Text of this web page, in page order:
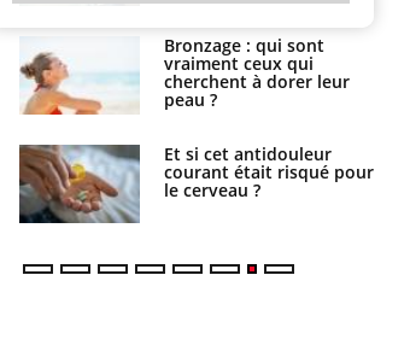
Bronzage : qui sont
vraiment ceux qui
cherchent à dorer leur
peau ?
Et si cet antidouleur
courant était risqué pour
le cerveau ?